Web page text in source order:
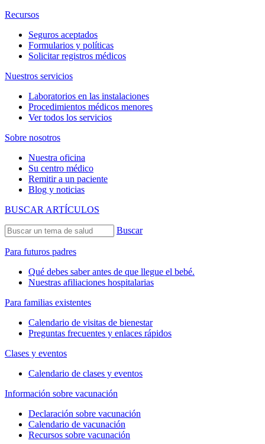
Recursos
Seguros aceptados
Formularios y políticas
Solicitar registros médicos
Nuestros servicios
Laboratorios en las instalaciones
Procedimientos médicos menores
Ver todos los servicios
Sobre nosotros
Nuestra oficina
Su centro médico
Remitir a un paciente
Blog y noticias
BUSCAR ARTÍCULOS
Buscar
Para futuros padres
Qué debes saber antes de que llegue el bebé.
Nuestras afiliaciones hospitalarias
Para familias existentes
Calendario de visitas de bienestar
Preguntas frecuentes y enlaces rápidos
Clases y eventos
Calendario de clases y eventos
Información sobre vacunación
Declaración sobre vacunación
Calendario de vacunación
Recursos sobre vacunación